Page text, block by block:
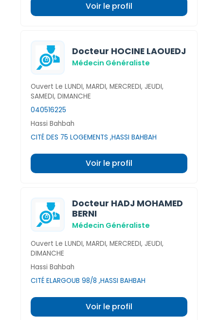
Voir le profil
Docteur HOCINE LAOUEDJ
Médecin Généraliste
Ouvert Le LUNDI, MARDI, MERCREDI, JEUDI,
SAMEDI, DIMANCHE
040516225
Hassi Bahbah
CITÉ DES 75 LOGEMENTS ,HASSI BAHBAH
Voir le profil
Docteur HADJ MOHAMED
BERNI
Médecin Généraliste
Ouvert Le LUNDI, MARDI, MERCREDI, JEUDI,
DIMANCHE
Hassi Bahbah
CITÉ ELARGOUB 98/8 ,HASSI BAHBAH
Voir le profil